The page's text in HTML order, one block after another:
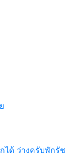
ด้ ว่างครับพักรัช